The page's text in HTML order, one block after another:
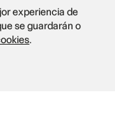
experiencia de
se guardarán o
.